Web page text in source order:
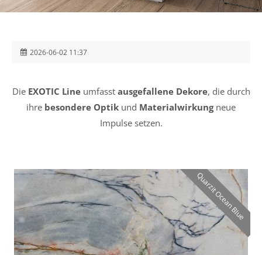
2026-06-02 11:37
Die EXOTIC Lineumfasst ausgefallene Dekore, die durch
ihre besondere Optik und Materialwirkung neue
Impulse setzen.
Quarzit Ocean Blue